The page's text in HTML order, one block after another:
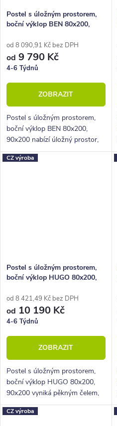
Postel s úložným prostorem,
boční výklop BEN 80x200,
od 8 090,91 Kč bez DPH
od 9 790 Kč
4-6 Týdnů
ZOBRAZIT
Postel s úložným prostorem,
boční výklop BEN 80x200,
90x200 nabízí úložný prostor,
který je nepostradatelný v
každé ložnici či dětském pokoji.
CZ výroba
Postel s úložným prostorem,
boční výklop HUGO 80x200,
od 8 421,49 Kč bez DPH
od 10 190 Kč
4-6 Týdnů
ZOBRAZIT
Postel s úložným prostorem,
boční výklop HUGO 80x200,
90x200 vyniká pěkným čelem,
které dokresluje její celkový
design.
CZ výroba